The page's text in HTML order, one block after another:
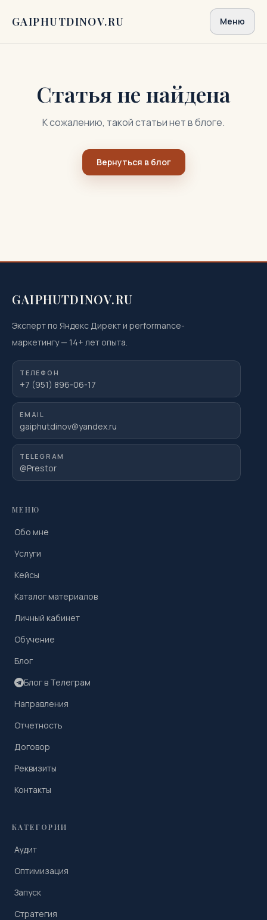
GAIPHUTDINOV.RU Меню
Статья не найдена
К сожалению, такой статьи нет в блоге.
Вернуться в блог
GAIPHUTDINOV.RU
Эксперт по Яндекс Директ и performance-
маркетингу— 14+ лет опыта.
ТЕЛЕФОН
+7 (951) 896-06-17
EMAIL
gaiphutdinov@yandex.ru
TELEGRAM
@Prestor
МЕНЮ
Обо мне
Услуги
Кейсы
Каталог материалов
Личный кабинет
Обучение
Блог
Блог в Телеграм
Направления
Отчетность
Договор
Реквизиты
Контакты
КАТЕГОРИИ
Аудит
Оптимизация
Запуск
Стратегия